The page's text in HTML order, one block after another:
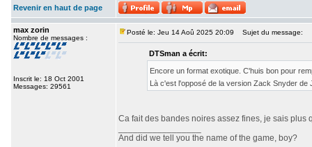
Revenir en haut de page
max zorin
Nombre de messages :
Inscrit le: 18 Oct 2001
Messages: 29561
Posté le: Jeu 14 Aoû 2025 20:09 Sujet du message:
DTSman a écrit:
Encore un format exotique. C'huis bon pour
Là c'est l'opposé de la version Zack Snyder de
Ca fait des bandes noires assez fines, je sais
And did we tell you the name of the game, boy?